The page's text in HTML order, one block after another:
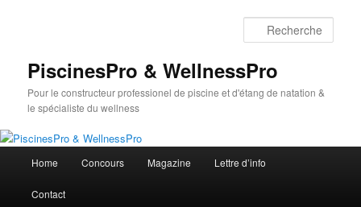
PiscinesPro & WellnessPro
Pour le constructeur professionel de piscine et d'étang de natation &
le spécialiste du wellness
principal
Home Concours Magazine Lettre d’info
Contact